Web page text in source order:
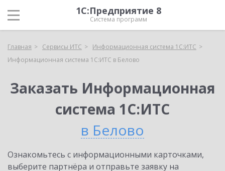
1С:Предприятие 8
Система программ
Главная Сервисы ИТС
Информационная система 1С:ИТС
Информационная система 1С:ИТС в Белово
Заказать Информационная
система 1С:ИТС
в Белово
Ознакомьтесь с информационными карточками,
выберите партнёра и отправьте заявку на